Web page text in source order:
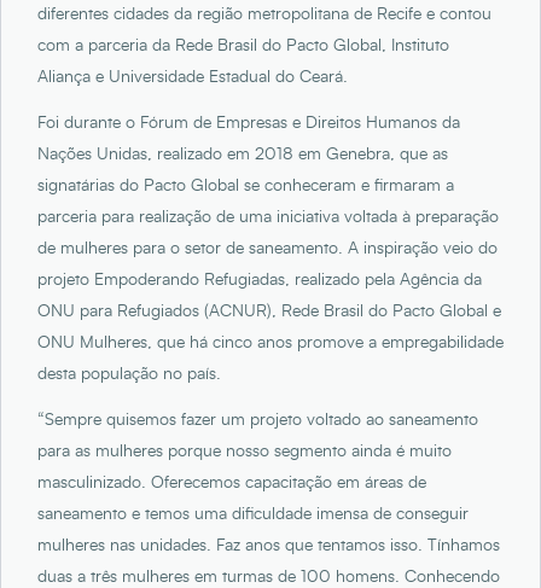
diferentes cidades da região metropolitana de Recife e contou
com a parceria da Rede Brasil do Pacto Global, Instituto
Aliança e Universidade Estadual do Ceará.
Foi durante o Fórum de Empresas e Direitos Humanos da
Nações Unidas, realizado em 2018 em Genebra, que as
signatárias do Pacto Global se conheceram e firmaram a
parceria para realização de uma iniciativa voltada à preparação
de mulheres para o setor de saneamento. A inspiração veio do
projeto Empoderando Refugiadas, realizado pela Agência da
ONU para Refugiados (ACNUR), Rede Brasil do Pacto Global e
ONU Mulheres, que há cinco anos promove a empregabilidade
desta população no país.
“Sempre quisemos fazer um projeto voltado ao saneamento
para as mulheres porque nosso segmento ainda é muito
masculinizado. Oferecemos capacitação em áreas de
saneamento e temos uma dificuldade imensa de conseguir
mulheres nas unidades. Faz anos que tentamos isso. Tínhamos
duas a três mulheres em turmas de 100 homens. Conhecendo